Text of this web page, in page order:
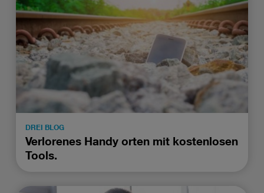
DREI BLOG
Verlorenes Handy orten mit kostenlosen
Tools.